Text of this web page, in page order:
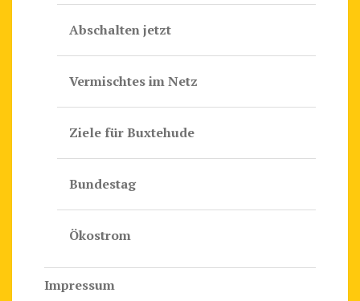
Abschalten jetzt
Vermischtes im Netz
Ziele für Buxtehude
Bundestag
Ökostrom
Impressum